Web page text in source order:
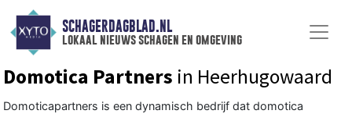
SCHAGERDAGBLAD.NL
lokaal nieuws schagen en omgeving
Domotica Partners in Heerhugowaard
Domoticapartners is een dynamisch bedrijf dat domotica